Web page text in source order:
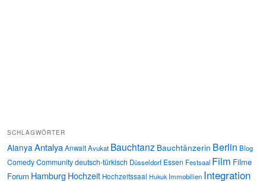
SCHLAGWÖRTER
AlanyaAntalyaAnwaltAvukat Bauchtanz Bauchtänzerin Berlin Blog
ComedyCommunitydeutsch-türkisch Düsseldorf Essen Festsaal Film Filme
Forum Hamburg Hochzeit Hochzeitssaal Hukuk Immobilien Integration